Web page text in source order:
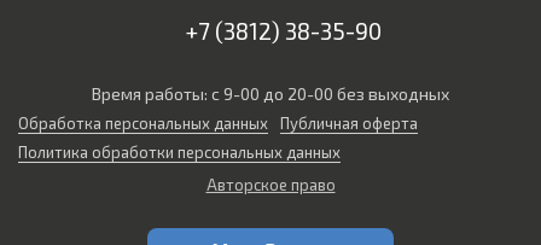
+7 (3812) 38-35-90
Время работы: с 9-00 до 20-00 без выходных
Обработка персональных данных
Публичная оферта
Политика обработки персональных данных
Авторское право